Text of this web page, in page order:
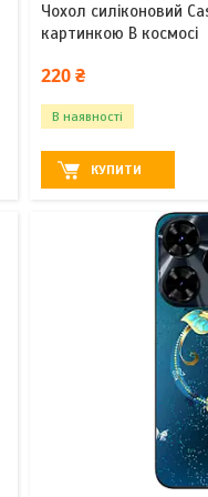
Чохол силіконовий
картинкою В космосі
220 ₴
В наявності
КУПИТИ